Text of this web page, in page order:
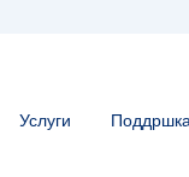
Услуги Поддршка